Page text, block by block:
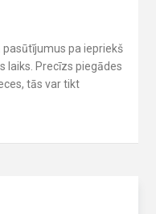
pasūtījumus pa iepriekš
laiks. Precīzs piegādes
tās var tikt